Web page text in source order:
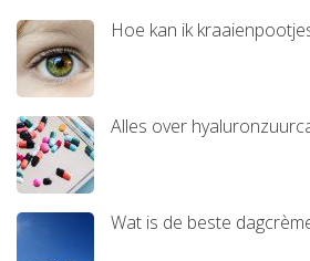
Hoe kan ik
Alles over
Wat is de beste